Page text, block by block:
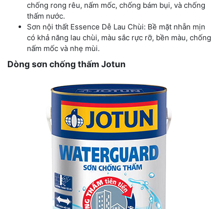
chống rong rêu, nấm mốc, chống bám bụi, và chống
thấm nước.
Sơn nội thất Essence Dễ Lau Chùi: Bề mặt nhẵn mịn
có khả năng lau chùi, màu sắc rực rỡ, bền màu, chống
nấm mốc và nhẹ mùi.
Dòng sơn chống thấm Jotun